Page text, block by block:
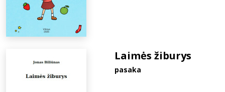
Laimės žiburys
pasaka